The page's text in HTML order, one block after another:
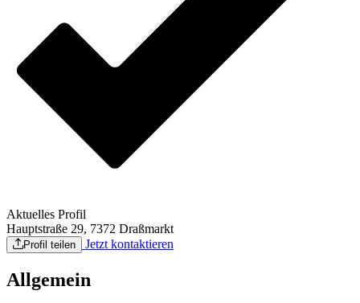
Aktuelles Profil
Hauptstraße 29, 7372 Draßmarkt
Profil teilen Jetzt kontaktieren
Allgemein